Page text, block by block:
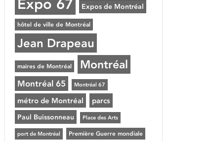
Expo 67 Expos de Montréal
hôtel de ville de Montréal
Jean Drapeau
maires de Montréal Montréal
Montréal 65 Montréal 67
métro de Montréal parcs
Paul Buissonneau Place des Arts
port de Montréal Première Guerre mondiale